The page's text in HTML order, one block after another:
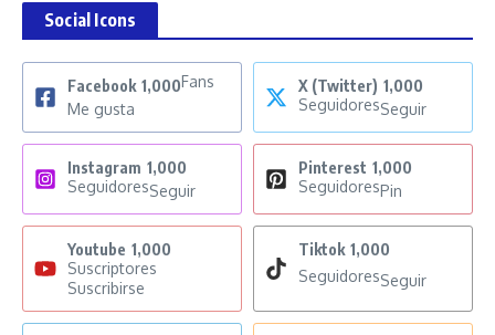
Social Icons
Facebook 1,000Fans
Me gusta
X (Twitter) 1,000
SeguidoresSeguir
Instagram 1,000
SeguidoresSeguir
Pinterest 1,000
SeguidoresPin
Youtube 1,000
Suscriptores
Suscribirse
Tiktok 1,000
SeguidoresSeguir